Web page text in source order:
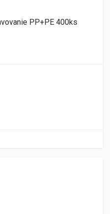
PP+PE 400ks